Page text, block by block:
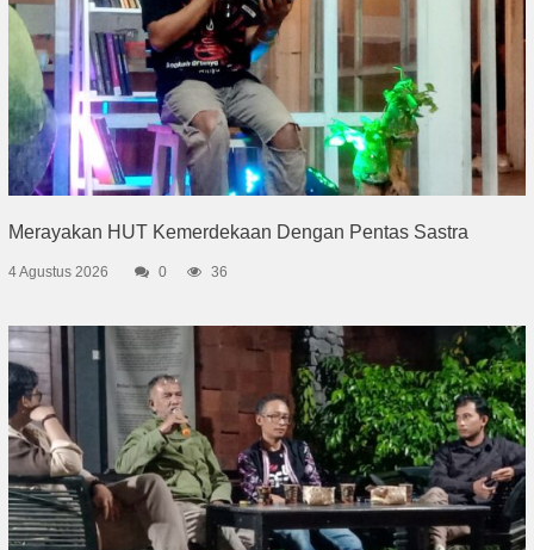
Merayakan HUT Kemerdekaan Dengan Pentas Sastra
4 Agustus 2026 0 36